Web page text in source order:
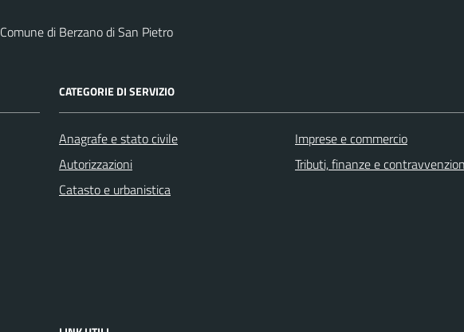
Comune di Berzano di San Pietro
CATEGORIE DI SERVIZIO
Anagrafe e stato civile
Autorizzazioni
Catasto e urbanistica
Imprese e commercio
Tributi, finanze e